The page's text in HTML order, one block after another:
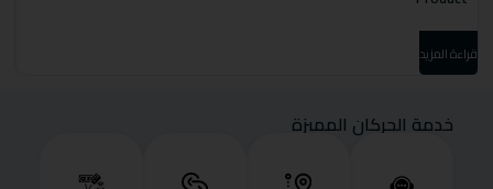
قراءة المزيد
خدمة الحركان المميزة